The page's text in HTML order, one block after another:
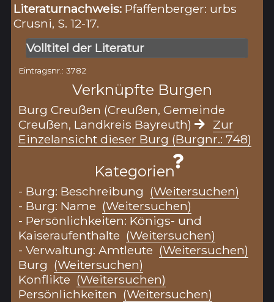
Literaturnachweis: Pfaffenberger: urbs
Crusni, S. 12-17.
Volltitel der Literatur
Eintragsnr.: 3782
Verknüpfte Burgen
Burg Creußen (Creußen, Gemeinde
Creußen, Landkreis Bayreuth)
Zur
Einzelansicht dieser Burg (Burgnr.: 748)
Kategorien
- Burg: Beschreibung (Weitersuchen)
- Burg: Name (Weitersuchen)
- Persönlichkeiten: Königs- und
Kaiseraufenthalte (Weitersuchen)
- Verwaltung: Amtleute (Weitersuchen)
Burg (Weitersuchen)
Konflikte (Weitersuchen)
Persönlichkeiten (Weitersuchen)